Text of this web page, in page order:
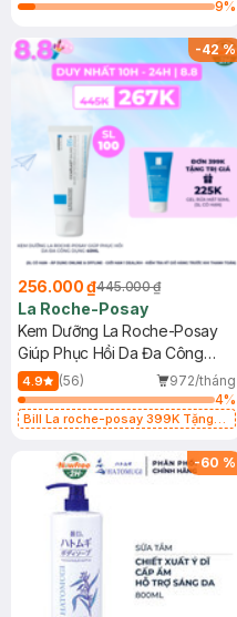
9%
-42%
256.000 ₫445.000 ₫
La Roche-Posay
Kem Dưỡng La Roche-Posay
Giúp Phục Hồi Da Đa Công
Dụng 40ml
4.9 (56)
972/tháng
4%
Bill La roche-posay 399K Tặng
(SL có hạn)
-60 %